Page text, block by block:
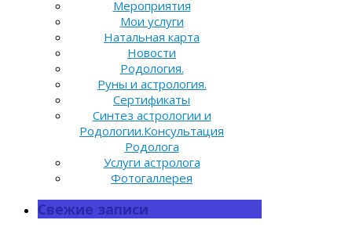
Мероприятия
Мои услуги
Натальная карта
Новости
Родология.
Руны и астрология.
Сертификаты
Синтез астрологии и
Родологии.Консультация
Родолога
Услуги астролога
Фотогаллерея
Свежие записи